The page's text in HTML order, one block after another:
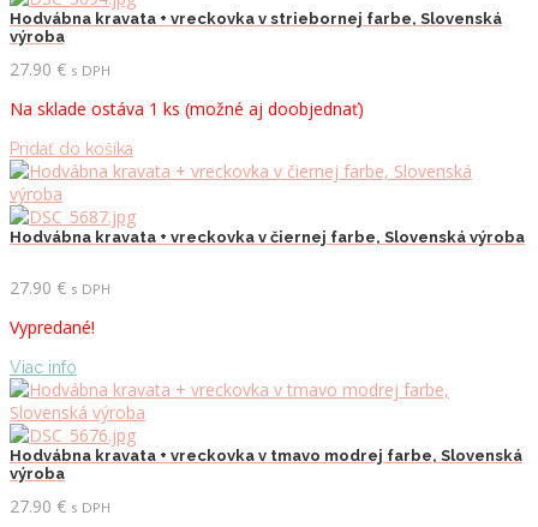
Hodvábna kravata + vreckovka v striebornej farbe, Slovenská
výroba
27.90 € s DPH
Na sklade ostáva 1 ks (možné aj doobjednať)
Pridať do košíka
Hodvábna kravata + vreckovka v čiernej farbe, Slovenská výroba
27.90 € s DPH
Vypredané!
Viac info
Hodvábna kravata + vreckovka v tmavo modrej farbe, Slovenská
výroba
27.90 € s DPH